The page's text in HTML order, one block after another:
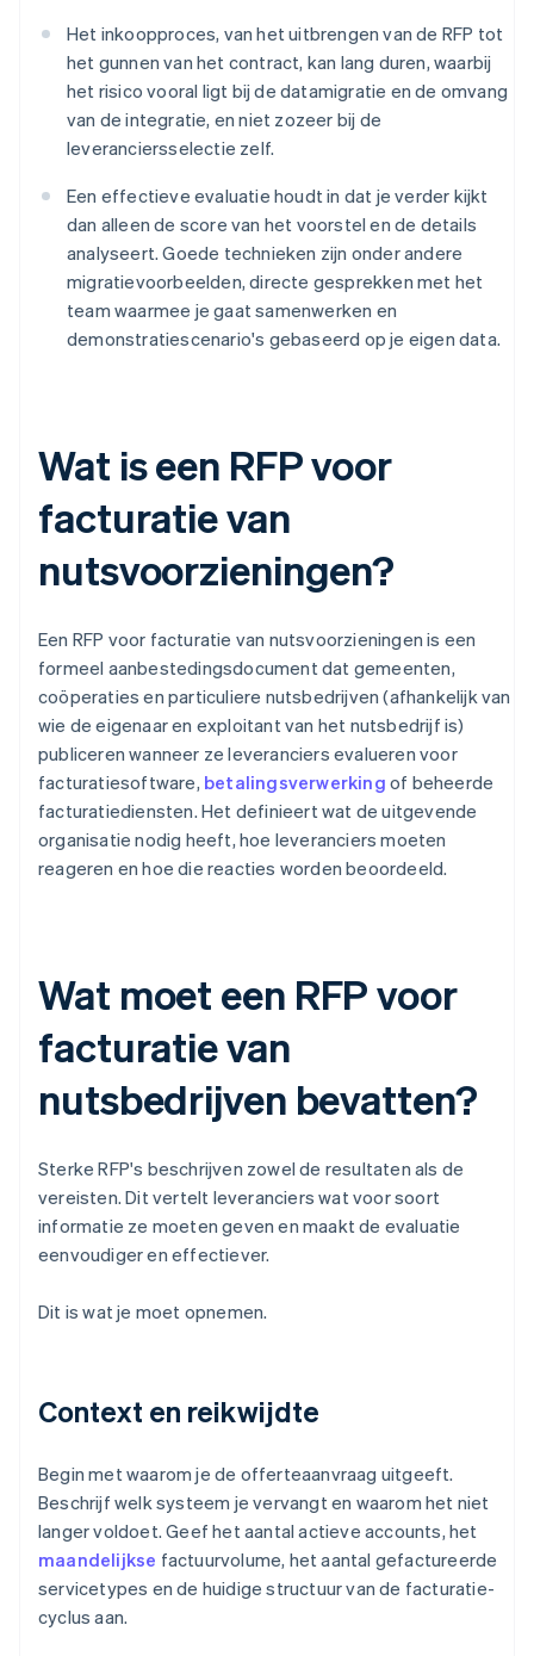
Het inkoopproces, van het uitbrengen van de RFP tot
het gunnen van het contract, kan lang duren, waarbij
het risico vooral ligt bij de datamigratie en de omvang
van de integratie, en niet zozeer bij de
leveranciersselectie zelf.
Een effectieve evaluatie houdt in dat je verder kijkt
dan alleen de score van het voorstel en de details
analyseert. Goede technieken zijn onder andere
migratievoorbeelden, directe gesprekken met het
team waarmee je gaat samenwerken en
demonstratiescenario's gebaseerd op je eigen data.
Wat is een RFP voor
facturatie van
nutsvoorzieningen?
Een RFP voor facturatie van nutsvoorzieningen is een
formeel aanbestedingsdocument dat gemeenten,
coöperaties en particuliere nutsbedrijven (afhankelijk van
wie de eigenaar en exploitant van het nutsbedrijf is)
publiceren wanneer ze leveranciers evalueren voor
facturatiesoftware, betalingsverwerking of beheerde
facturatiediensten. Het definieert wat de uitgevende
organisatie nodig heeft, hoe leveranciers moeten
reageren en hoe die reacties worden beoordeeld.
Wat moet een RFP voor
facturatie van
nutsbedrijven bevatten?
Sterke RFP's beschrijven zowel de resultaten als de
vereisten. Dit vertelt leveranciers wat voor soort
informatie ze moeten geven en maakt de evaluatie
eenvoudiger en effectiever.
Dit is wat je moet opnemen.
Context en reikwijdte
Begin met waarom je de offerteaanvraag uitgeeft.
Beschrijf welk systeem je vervangt en waarom het niet
langer voldoet. Geef het aantal actieve accounts, het
maandelijkse factuurvolume, het aantal gefactureerde
servicetypes en de huidige structuur van de facturatie-
cyclus aan.